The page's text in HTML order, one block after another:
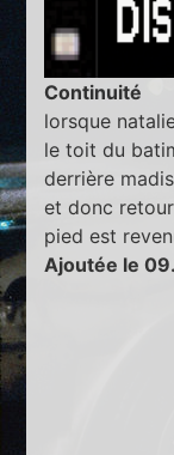
Continuité
lorsque
le toit du
derrière
et donc
pied est
Ajoutée le